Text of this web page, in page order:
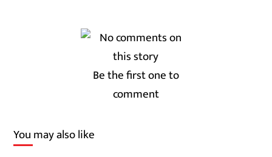
Be the first one to
comment
You may also like